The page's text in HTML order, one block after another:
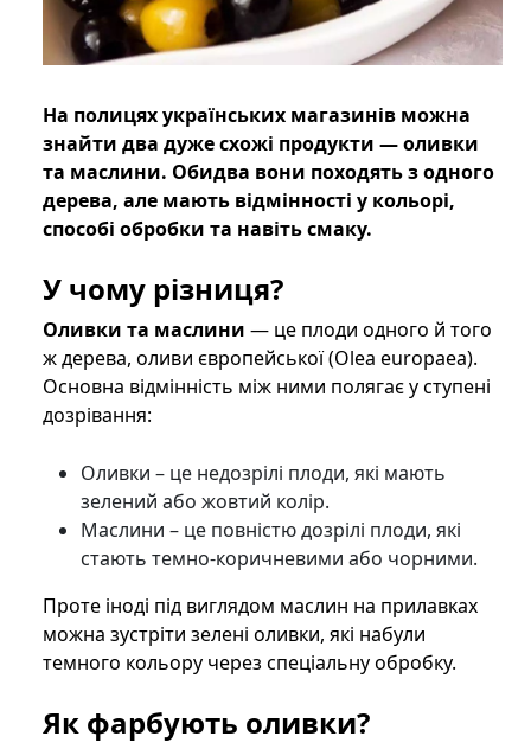
На полицях українських магазинів можна
знайти два дуже схожі продукти — оливки
та маслини. Обидва вони походять з одного
дерева, але мають відмінності у кольорі,
способі обробки та навіть смаку.
У чому різниця?
Оливки та маслини — це плоди одного й того
ж дерева, оливи європейської (Olea europaea).
Основна відмінність між ними полягає у ступені
дозрівання:
Оливки – це недозрілі плоди, які мають
зелений або жовтий колір.
Маслини – це повністю дозрілі плоди, які
стають темно-коричневими або чорними.
Проте іноді під виглядом маслин на прилавках
можна зустріти зелені оливки, які набули
темного кольору через спеціальну обробку.
Як фарбують оливки?